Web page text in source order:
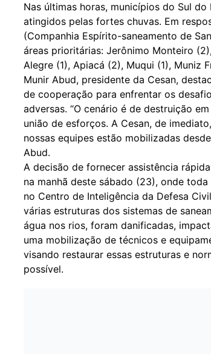
Nas últimas horas, municípios do Sul
atingidos pelas fortes chuvas. Em
(Companhia Espírito-saneamento de
áreas prioritárias: Jerônimo Monteiro
Alegre (1), Apiacá (2), Muqui (1), Muniz
Munir Abud, presidente da Cesan,
de cooperação para enfrentar os
adversas. “O cenário é de destruição
união de esforços. A Cesan, de
nossas equipes estão mobilizadas
Abud.
A decisão de fornecer assistência
na manhã deste sábado (23), onde
no Centro de Inteligência da Defesa
várias estruturas dos sistemas de
água nos rios, foram danificadas,
uma mobilização de técnicos e
visando restaurar essas estruturas e
possível.